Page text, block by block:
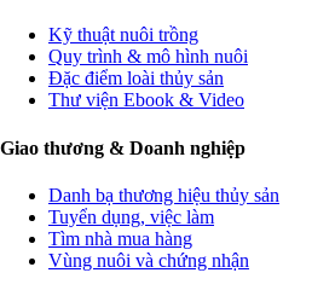
Kỹ thuật nuôi trồng
Quy trình & mô hình nuôi
Đặc điểm loài thủy sản
Thư viện Ebook & Video
Giao thương & Doanh nghiệp
Danh bạ thương hiệu thủy sản
Tuyển dụng, việc làm
Tìm nhà mua hàng
Vùng nuôi và chứng nhận